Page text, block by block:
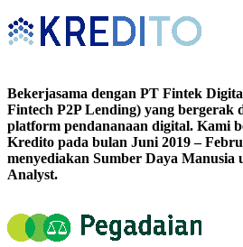
Bekerjasama dengan PT Fintek
Fintech P2P Lending) yang bergerak
platform pendananaan digital. Kami
Kredito pada bulan Juni 2019 –
menyediakan Sumber Daya Manusia
Analyst.